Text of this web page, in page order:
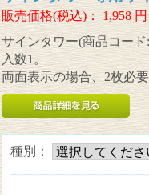
販売価格(税込)： 1,958円
サインタワー(商品コード
入数1。
両面表示の場合、2枚必要
種別：